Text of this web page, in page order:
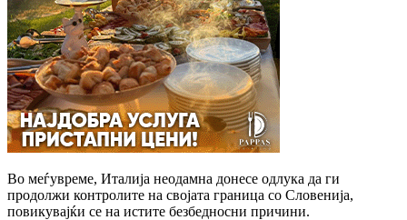
Во меѓувреме, Италија неодамна донесе одлука да ги
продолжи контролите на својата граница со Словенија,
повикувајќи се на истите безбедносни причини.